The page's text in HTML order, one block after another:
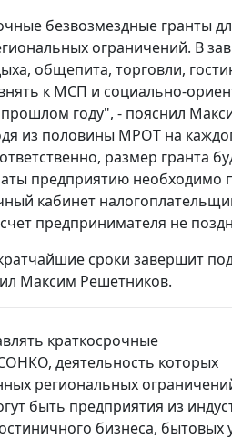
безвозмездные гранты
ограничений. В
общепита, торговли,
к МСП и социально-
году", - пояснил
из половины МРОТ на
размер гранта
предприятию необходимо
кабинет
предпринимателя не
сроки завершит
Максим Решетников.
краткосрочные
деятельность которых
региональных
быть предприятия из
бизнеса, бытовых